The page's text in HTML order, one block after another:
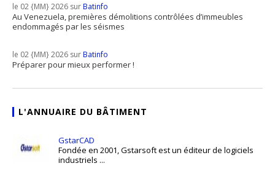
le 02 {MM} 2026 surBatinfo
Au Venezuela, premières démolitions contrôlées d’immeubles
endommagés par les séismes
le 02 {MM} 2026 surBatinfo
Préparer pour mieux performer !
L'ANNUAIRE DU BÂTIMENT
GstarCAD
Fondée en 2001, Gstarsoft est un éditeur de logiciels
industriels ...